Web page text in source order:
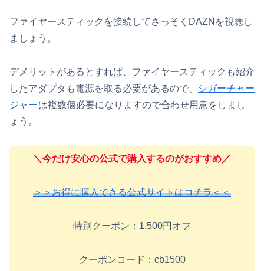
ファイヤースティックを接続してさっそくDAZNを視聴し
ましょう。
デメリットがあるとすれば、ファイヤースティックも紹介
したアダプタも電源を取る必要があるので、
シガーチャー
ジャーは複数個必要になりますので合わせ用意をしまし
ょう。
＼今だけ安心の公式で購入するのがおすすめ／
＞＞お得に購入できる公式サイトはコチラ＜＜
特別クーポン：1,500円オフ
クーポンコード：cb1500